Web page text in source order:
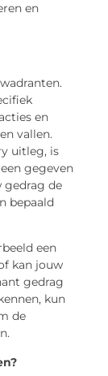
en
en
vallen.
uitleg, is
gegeven
gedrag de
bepaald
een
kan jouw
gedrag
kun
de